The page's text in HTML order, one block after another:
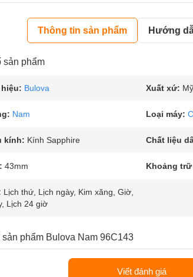
Thông tin sản phẩm Hướng
sản phẩm
Bulova Xuất xứ: Mỹ
Nam Loại máy:
kính: Kính Sapphire Chất liệu
43mm Khoảng
Lịch thứ, Lịch ngày, Kim xăng, Giờ,
Lịch 24 giờ
phẩm Bulova Nam 96C143
Viết đánh giá